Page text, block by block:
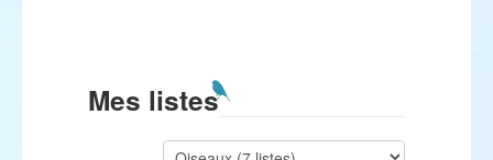
Mes listes